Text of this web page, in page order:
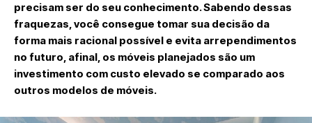
precisam ser do seu conhecimento. Sabendo dessas
fraquezas, você consegue tomar sua decisão da
forma mais racional possível e evita arrependimentos
no futuro, afinal, os móveis planejados são um
investimento com custo elevado se comparado aos
outros modelos de móveis.